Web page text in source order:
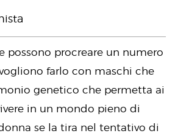
possono procreare un numero
farlo con maschi che
genetico che permetta ai
in un mondo pieno di
se la tira nel tentativo di